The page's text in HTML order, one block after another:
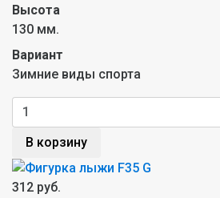
Высота
130 мм.
Вариант
Зимние виды спорта
В корзину
312 руб.